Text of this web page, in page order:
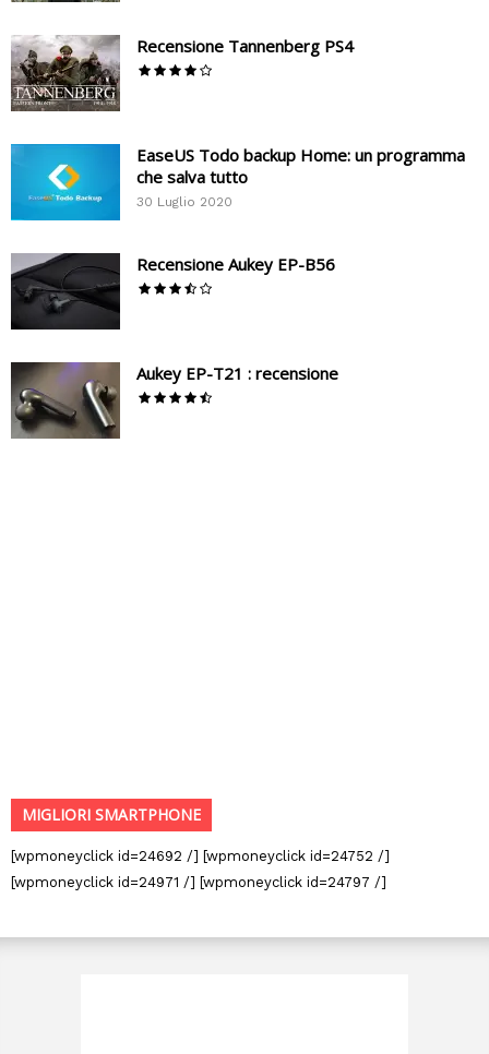
Recensione Tannenberg PS4
EaseUS Todo backup Home: un programma
che salva tutto
30 Luglio 2020
Recensione Aukey EP-B56
Aukey EP-T21 : recensione
MIGLIORI SMARTPHONE
[wpmoneyclick id=24692 /] [wpmoneyclick id=24752 /]
[wpmoneyclick id=24971 /] [wpmoneyclick id=24797 /]